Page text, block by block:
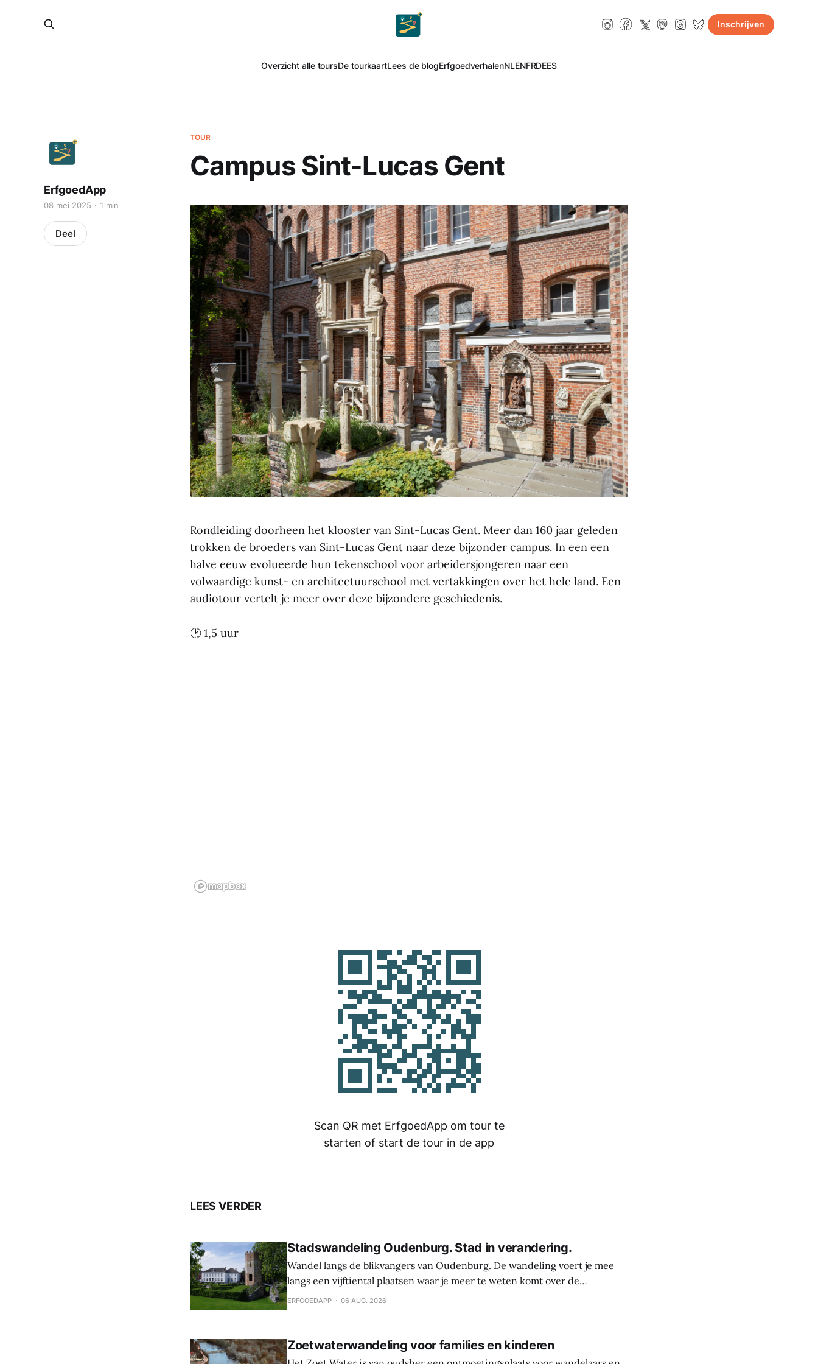
Overzicht alle toursDe tourkaartLees de blogErfgoedverhalenNLENFRDEES
Inschrijven
TOUR
Campus Sint-Lucas Gent
ErfgoedApp
08 mei 2025 1 min
Deel
Rondleiding doorheen het klooster van Sint-Lucas Gent. Meer dan 160 jaar geleden
trokken de broeders van Sint-Lucas Gent naar deze bijzonder campus. In een een
halve eeuw evolueerde hun tekenschool voor arbeidersjongeren naar een
volwaardige kunst- en architectuurschool met vertakkingen over het hele land. Een
audiotour vertelt je meer over deze bijzondere geschiedenis.
🕑 1,5 uur
Scan QR met ErfgoedApp om tour te
starten of start de tour in de app
LEES VERDER
Stadswandeling Oudenburg. Stad in verandering.
Wandel langs de blikvangers van Oudenburg. De wandeling voert je mee
langs een vijftiental plaatsen waar je meer te weten komt over de
geschiedenis, weetjes en toekomstplannen van de bijzonderste plekken in
ERFGOEDAPP 06 AUG. 2026
Zoetwaterwandeling voor families en kinderen